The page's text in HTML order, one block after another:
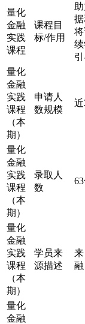
量化
金融
实践
课程
课程目
标/作用
量化
金融
实践
课程
（本
期）
申请人
数规模
量化
金融
实践
课程
（本
期）
录取人
数
量化
金融
实践
课程
（本
期）
学员来
源描述
量化
金融